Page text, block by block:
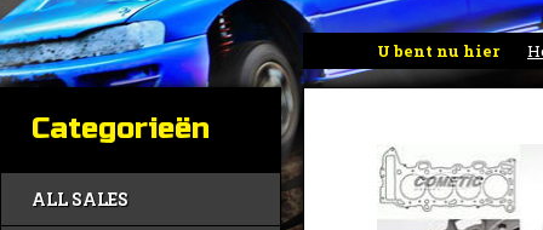
U bent nu hier
Categorieën
ALL SALES